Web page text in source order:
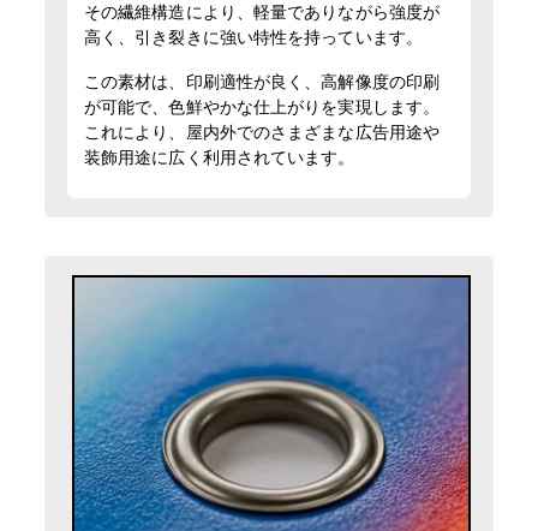
その繊維構造により、軽量でありながら強度が
高く、引き裂きに強い特性を持っています。
この素材は、印刷適性が良く、高解像度の印刷
が可能で、色鮮やかな仕上がりを実現します。
これにより、屋内外でのさまざまな広告用途や
装飾用途に広く利用されています。